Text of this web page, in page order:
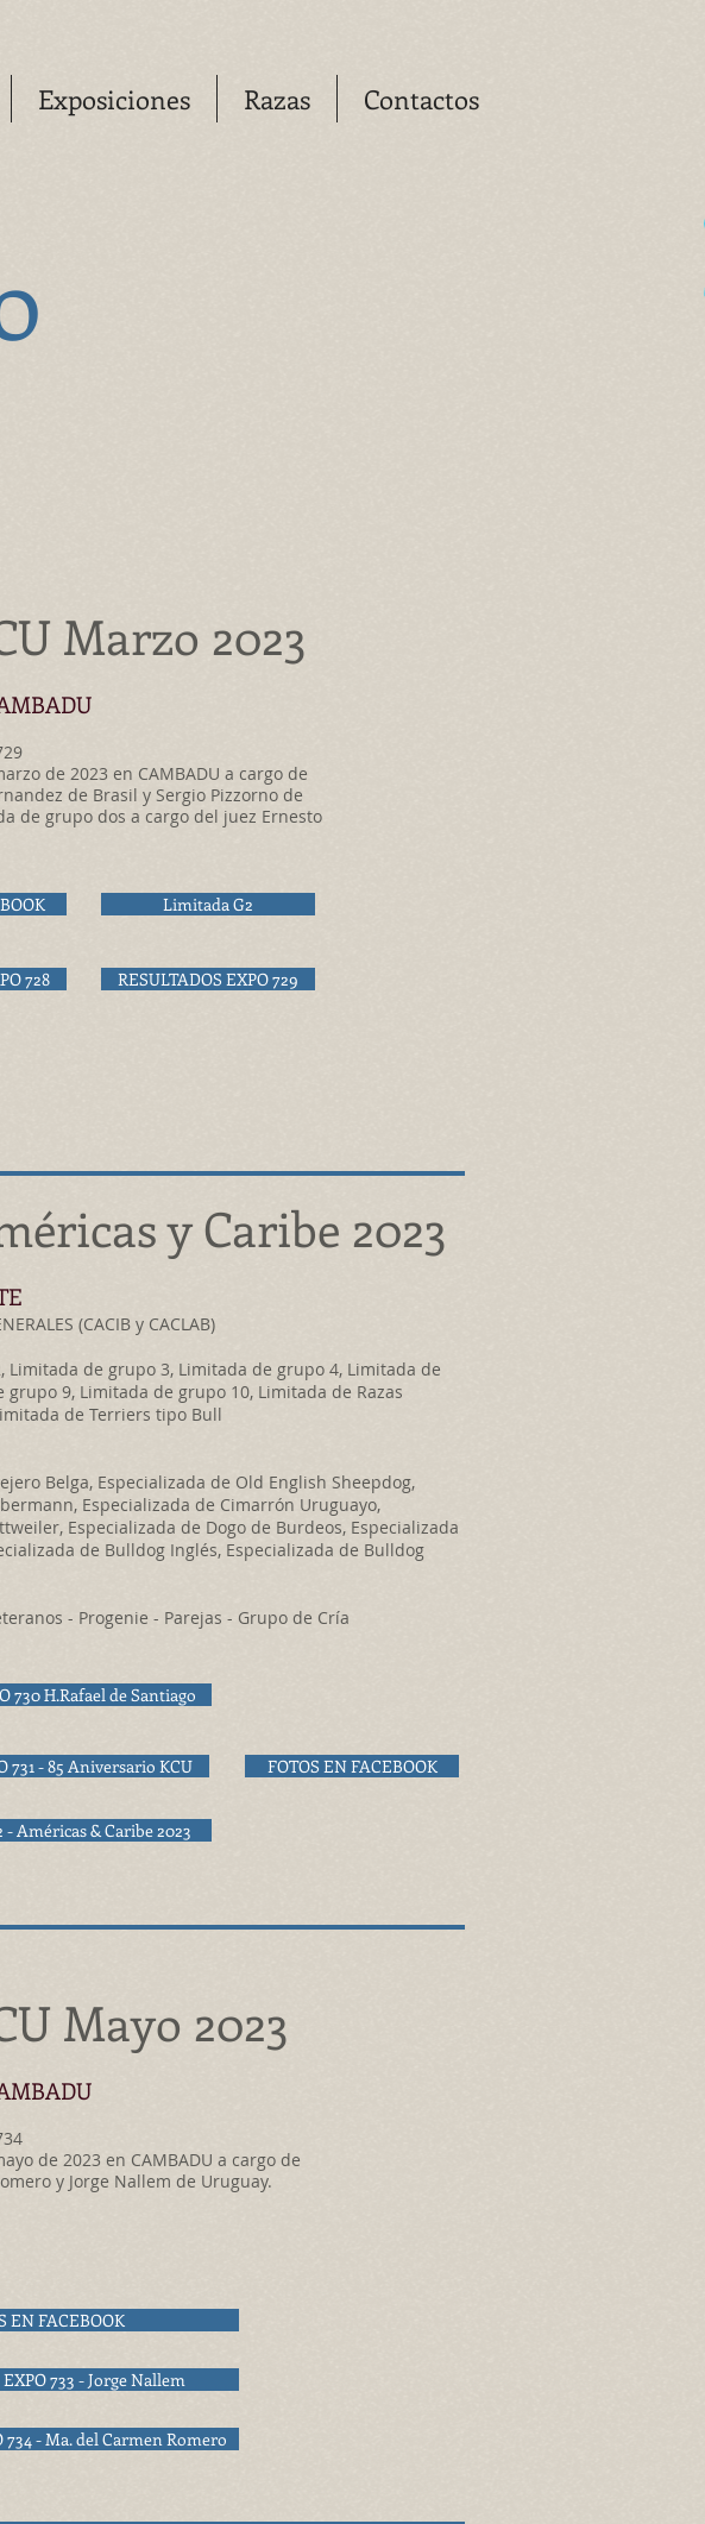
Exposiciones Razas Contactos
Marzo 2023
de 2023 en CAMBADU a cargo de
de Brasil y Sergio Pizzorno de
de grupo dos a cargo del juez Ernesto
728 RESULTADOS EXPO 729
Limitada G2
y Caribe 2023
(CACIB y CACLAB)
Limitada de grupo 3, Limitada de grupo 4, Limitada de
grupo 9, Limitada de grupo 10, Limitada de Razas
de Terriers tipo Bull
Belga, Especializada de Old English Sheepdog,
Especializada de Cimarrón Uruguayo,
Especializada de Dogo de Burdeos, Especializada
de Bulldog Inglés, Especializada de Bulldog
- Progenie - Parejas - Grupo de Cría
730 H.Rafael de Santiago
731 - 85 Aniversario KCU FOTOS EN FACEBOOK
- Américas & Caribe 2023
Mayo 2023
de 2023 en CAMBADU a cargo de
y Jorge Nallem de Uruguay.
EN FACEBOOK
733 - Jorge Nallem
734 - Ma. del Carmen Romero